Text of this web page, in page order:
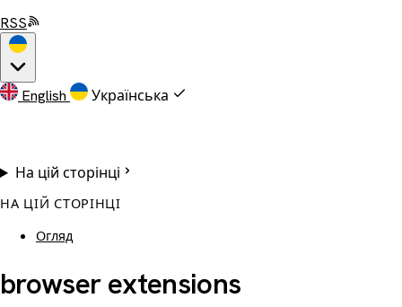
RSS
English Українська
На цій сторінці
НА ЦІЙ СТОРІНЦІ
Огляд
browser extensions